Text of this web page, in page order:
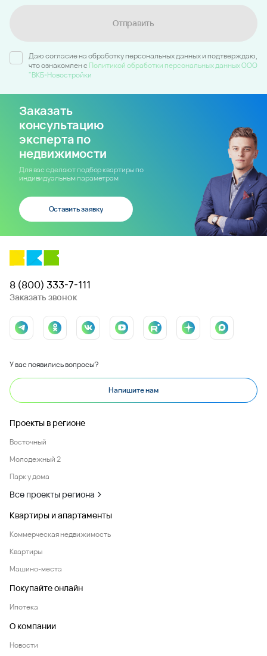
Отправить
Даю согласие на обработку персональных данных и подтверждаю,
что ознакомлен c Политикой обработки персональных данных ООО
"ВКБ-Новостройки
Заказать
консультацию
эксперта по
недвижимости
Для вас сделают подбор квартиры по
индивидуальным параметрам
Оставить заявку
8 (800) 333-7-111
Заказать звонок
У вас появились вопросы?
Напишите нам
Проекты в регионе
Восточный
Молодежный 2
Парк у дома
Все проекты региона
Квартиры и апартаменты
Коммерческая недвижимость
Квартиры
Машино-места
Покупайте онлайн
Ипотека
О компании
Новости